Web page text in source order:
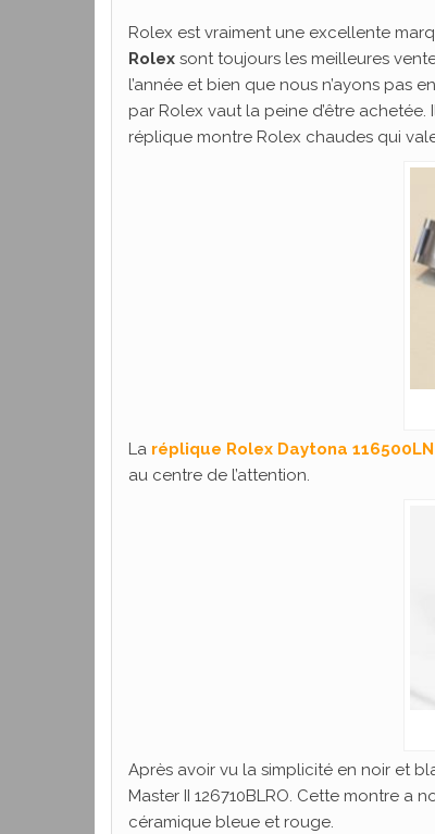
Rolex est vraiment une excellente
Rolex sont toujours les meilleures
l’année et bien que nous n’ayons pas
par Rolex vaut la peine d’être
réplique montre Rolex chaudes qui
La réplique Rolex Daytona 116500LN
au centre de l’attention.
Après avoir vu la simplicité en noir et
Master II 126710BLRO. Cette montre
céramique bleue et rouge.